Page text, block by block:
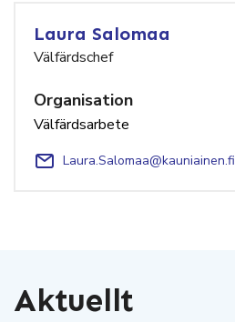
Laura Salomaa
Välfärdschef
Organisation
Välfärdsarbete
Laura.Salomaa@kauniainen.fi
Aktuellt